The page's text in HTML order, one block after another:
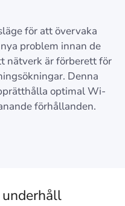
för att övervaka
problem innan de
nätverk är förberett för
Denna
optimal Wi-
förhållanden.